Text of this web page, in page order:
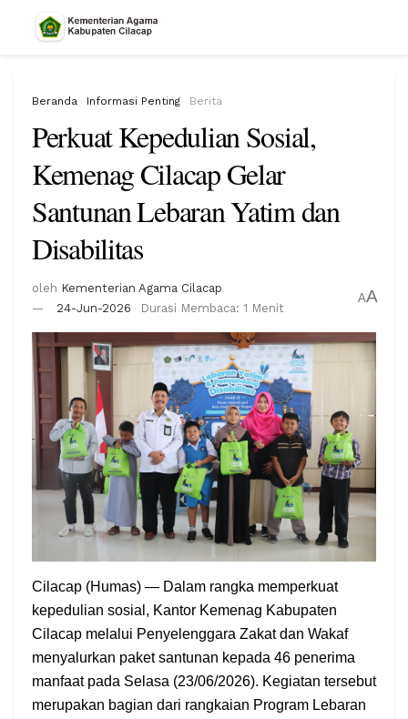
Beranda Informasi Penting Berita
Perkuat Kepedulian Sosial,
Kemenag Cilacap Gelar
Santunan Lebaran Yatim dan
Disabilitas
oleh Kementerian Agama Cilacap
24-Jun-2026
Durasi Membaca: 1 Menit
AA
Cilacap (Humas) — Dalam rangka memperkuat
kepedulian sosial, Kantor Kemenag Kabupaten
Cilacap melalui Penyelenggara Zakat dan Wakaf
menyalurkan paket santunan kepada 46 penerima
manfaat pada Selasa (23/06/2026). Kegiatan tersebut
merupakan bagian dari rangkaian Program Lebaran